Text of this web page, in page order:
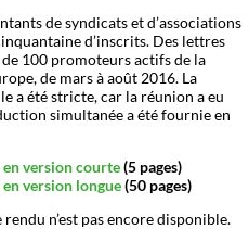
de syndicats et d’associations
d’inscrits. Des lettres
100 promoteurs actifs de la
de mars à août 2016. La
a été stricte, car la réunion a eu
simultanée a été fournie en
version courte(5 pages)
version longue(50 pages)
n’est pas encore disponible.